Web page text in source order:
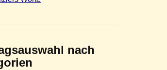
nach